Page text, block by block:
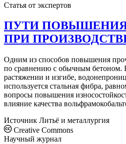
Статья от экспертов
ПУТИ ПОВЫШЕНИЯ
ПРИ
Одним из способов повышения
по сравнению с обычным бетоном.
растяжении и изгибе,
используется стальная фибра,
вопросы повышения
влияние качества
Источник Литьё и металлургия
Creative Commons
Научный журнал